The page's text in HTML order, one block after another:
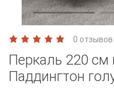
0 отзывов
Перкаль 220 см
Паддингтон